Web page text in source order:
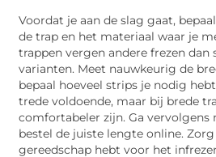
Voordat je aan de slag gaat,
de trap en het materiaal waar je
trappen vergen andere frezen dan
varianten. Meet nauwkeurig de
bepaal hoeveel strips je nodig
trede voldoende, maar bij brede
comfortabeler zijn. Ga vervolgens
bestel de juiste lengte online.
gereedschap hebt voor het